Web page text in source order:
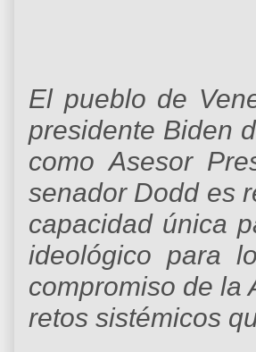
El pueblo de
presidente Biden
como Asesor
senador Dodd es
capacidad única
ideológico para
compromiso de la
retos sistémicos